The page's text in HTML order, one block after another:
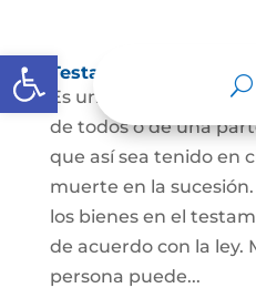
Abrir barra de herramientas
Testamento
Es un acto por el cual
de todos o de una
que así sea tenido en
muerte en la
los bienes en el
de acuerdo con la ley.
persona puede...